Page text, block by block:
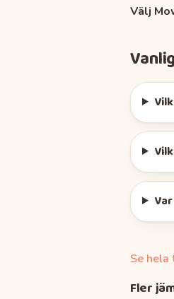
Välj
Se hela
Fler